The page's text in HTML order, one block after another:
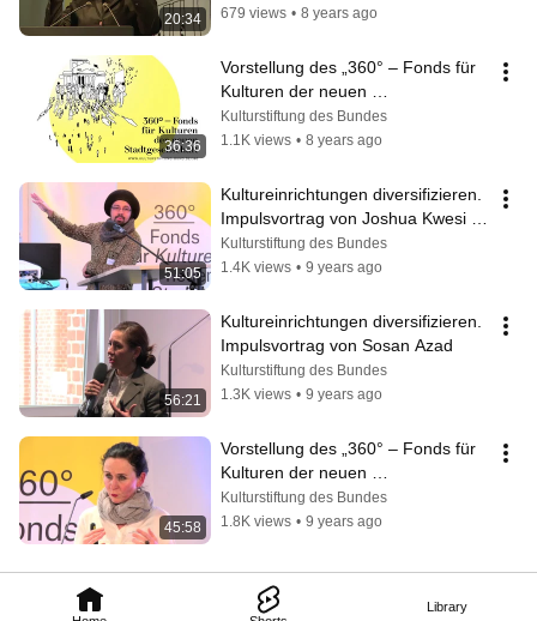
Library
20:34
679 views • 8 years ago
36:36
Vorstellung des „360° – Fonds für
Kulturen der neuen
Stadtgesellschaft“ von Anna Zosik
Kulturstiftung des Bundes
1.1K views • 8 years ago
51:05
Kultureinrichtungen diversifizieren.
Impulsvortrag von Joshua Kwesi
Aikins
Kulturstiftung des Bundes
1.4K views • 9 years ago
56:21
Kultureinrichtungen diversifizieren.
Impulsvortrag von Sosan Azad
Kulturstiftung des Bundes
1.3K views • 9 years ago
45:58
Vorstellung des „360° – Fonds für
Kulturen der neuen
Stadtgesellschaft“ von Uta Schnell
Kulturstiftung des Bundes
1.8K views • 9 years ago